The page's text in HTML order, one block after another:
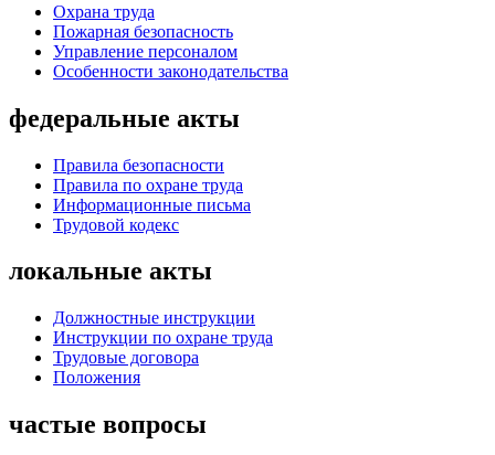
Охрана труда
Пожарная безопасность
Управление персоналом
Особенности законодательства
федеральные акты
Правила безопасности
Правила по охране труда
Информационные письма
Трудовой кодекс
локальные акты
Должностные инструкции
Инструкции по охране труда
Трудовые договора
Положения
частые вопросы